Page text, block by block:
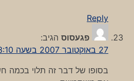
Reply
פגעסוס הגיב:
27 באוקטובר 2007 בשעה 23:10
בסופו של דבר זה תלוי בכמה